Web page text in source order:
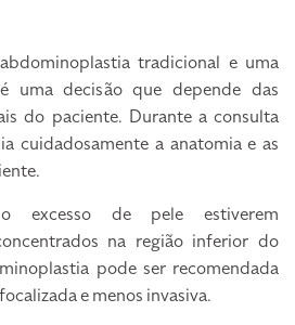
tradicional e uma
uma decisão que depende das
do paciente. Durante a consulta
cuidadosamente a anatomia e as
de pele estiverem
na região inferior do
pode ser recomendada
e menos invasiva.